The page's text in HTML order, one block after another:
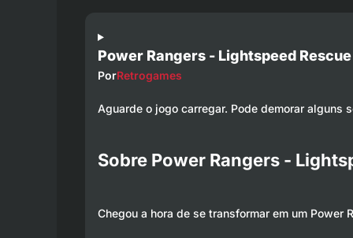
Power Rangers - Lightspeed Rescue
PorRetrogames
Aguarde o jogo carregar. Pode demorar alguns
Sobre Power Rangers -
Chegou a hora de se transformar em um Power